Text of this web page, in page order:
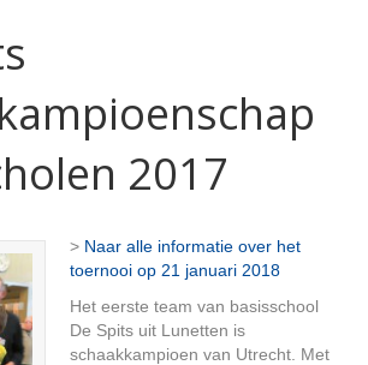
2017
> Naar alle informatie over het
toernooi op 21 januari 2018
Het eerste team van basisschool
De Spits uit Lunetten is
schaakkampioen van Utrecht. Met